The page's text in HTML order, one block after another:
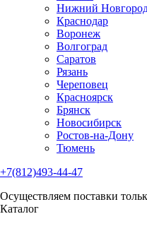
Нижний
Краснодар
Воронеж
Волгоград
Саратов
Рязань
Череповец
Красноярск
Брянск
Новосибирск
Ростов-на-Дону
Тюмень
+7(812)493-44-47
Осуществляем поставки
Каталог